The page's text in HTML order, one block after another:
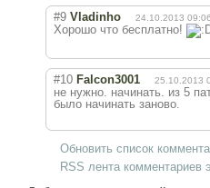
#9 Vladinho 24.10.2013 09:06
Хорошо что бесплатно!
#10 Falcon3001 25.10.2013
не нужно. начинать. из 5
было начинать заново.
Обновить список
RSS лента комментариев